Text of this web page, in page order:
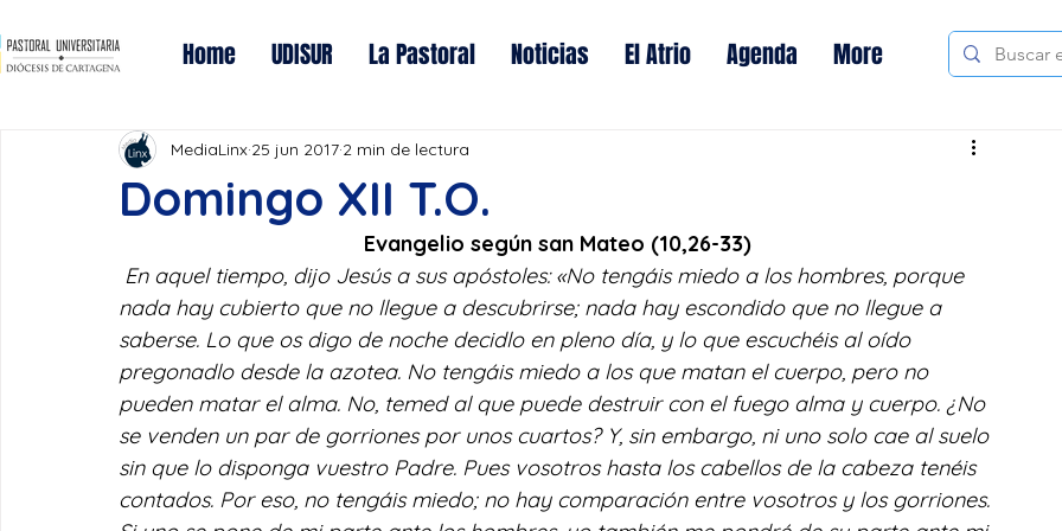
Home UDISUR La Pastoral Noticias El Atrio Agenda More
Domingo XII T.O.
MediaLinx 25 jun 2017 2 min de lectura
Evangelio según san Mateo (10,26-33)
En aquel tiempo, dijo Jesús a sus apóstoles: «No tengáis miedo a los hombres, porque
nada hay cubierto que no llegue a descubrirse; nada hay escondido que no llegue a
saberse. Lo que os digo de noche decidlo en pleno día, y lo que escuchéis al oído
pregonadlo desde la azotea. No tengáis miedo a los que matan el cuerpo, pero no
pueden matar el alma. No, temed al que puede destruir con el fuego alma y cuerpo. ¿No
se venden un par de gorriones por unos cuartos? Y, sin embargo, ni uno solo cae al suelo
sin que lo disponga vuestro Padre. Pues vosotros hasta los cabellos de la cabeza tenéis
contados. Por eso, no tengáis miedo; no hay comparación entre vosotros y los gorriones.